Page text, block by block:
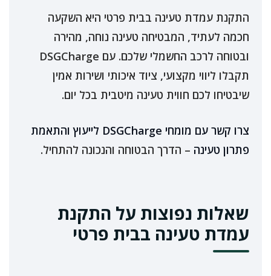
התקנת עמדת טעינה בבית פרטי היא השקעה
חכמה לעתיד, המבטיחה טעינה נוחה, מהירה
ובטוחה לרכב החשמלי שלכם. עם DSGCharge
תקבלו ליווי מקצועי, ציוד איכותי ושירות אמין
שיבטיחו לכם חווית טעינה מיטבית בכל יום.
צרו קשר עם מומחי DSGCharge לייעוץ והתאמת
פתרון טעינה – הדרך הבטוחה והנכונה להתחיל.
שאלות נפוצות על התקנת
עמדת טעינה בבית פרטי